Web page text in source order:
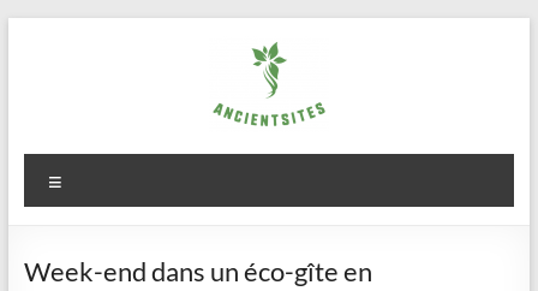
ancientsites.eu
Week-end dans un éco-gîte en